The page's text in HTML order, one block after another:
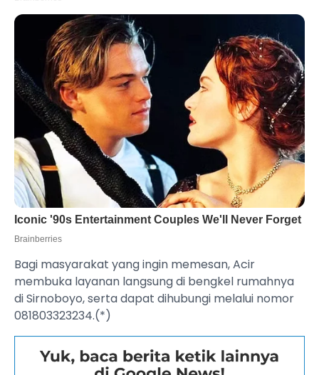
Bagi masyarakat yang ingin memesan, Acir
membuka layanan langsung di bengkel rumahnya
di Sirnoboyo, serta dapat dihubungi melalui nomor
081803323234.(*)